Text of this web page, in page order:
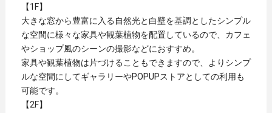
【1F】
大きな窓から豊富に入る自然光と白壁を基調としたシンプル
な空間に様々な家具や観葉植物を配置しているので、カフェ
やショップ風のシーンの撮影などにおすすめ。
家具や観葉植物は片づけることもできますので、よりシンプ
ルな空間にしてギャラリーやPOPUPストアとしての利用も
可能です。
【2F】